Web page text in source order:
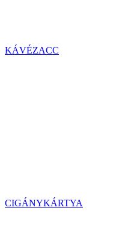
KÁVÉZACC
CIGÁNYKÁRTYA